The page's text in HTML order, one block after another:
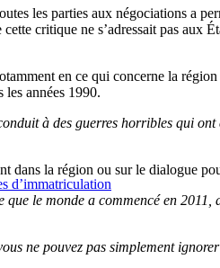
les parties aux négociations a
critique ne s’adressait pas aux
en ce qui concerne la
les années 1990.
à des guerres horribles qui
d’immatriculation
la région ou sur le dialogue
le monde a commencé en
ne pouvez pas simplement